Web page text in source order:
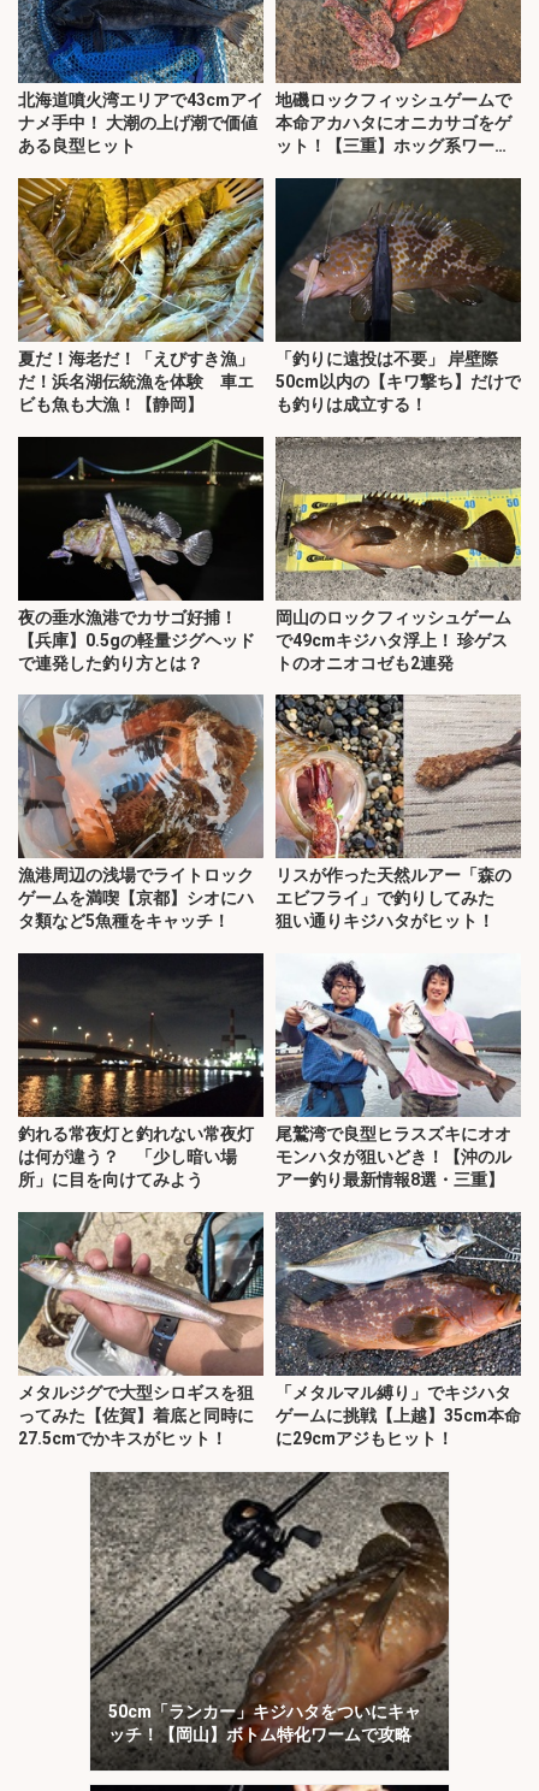
北海道噴火湾エリアで43cmアイ
ナメ手中！ 大潮の上げ潮で価値
ある良型ヒット
地磯ロックフィッシュゲームで
本命アカハタにオニカサゴをゲ
ット！【三重】ホッグ系ワーム
夏だ！海老だ！「えびすき漁」
だ！浜名湖伝統漁を体験 車エ
ビも魚も大漁！【静岡】
「釣りに遠投は不要」 岸壁際
50cm以内の【キワ撃ち】だけで
も釣りは成立する！
夜の垂水漁港でカサゴ好捕！
【兵庫】0.5gの軽量ジグヘッド
で連発した釣り方とは？
岡山のロックフィッシュゲーム
で49cmキジハタ浮上！ 珍ゲス
トのオニオコゼも2連発
漁港周辺の浅場でライトロック
ゲームを満喫【京都】シオにハ
タ類など5魚種をキャッチ！
リスが作った天然ルアー「森の
エビフライ」で釣りしてみた
狙い通りキジハタがヒット！
釣れる常夜灯と釣れない常夜灯
は何が違う？ 「少し暗い場
所」に目を向けてみよう
尾鷲湾で良型ヒラスズキにオオ
モンハタが狙いどき！【沖のル
アー釣り最新情報8選・三重】
メタルジグで大型シロギスを狙
ってみた【佐賀】着底と同時に
27.5cmでかキスがヒット！
「メタルマル縛り」でキジハタ
ゲームに挑戦【上越】35cm本命
に29cmアジもヒット！
50cm「ランカー」キジハタをついにキャ
ッチ！【岡山】ボトム特化ワームで攻略